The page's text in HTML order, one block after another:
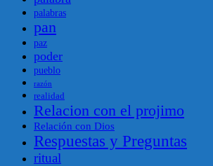
palabras
pan
paz
poder
pueblo
razón
realidad
Relacion con el projimo
Relación con Dios
Respuestas y Preguntas
ritual